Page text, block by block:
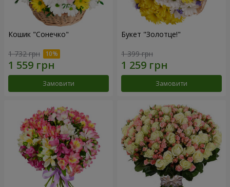
Кошик "Сонечко"
1 732 грн
Замовити
Букет "Золотце!"
1 399 грн
Замовити